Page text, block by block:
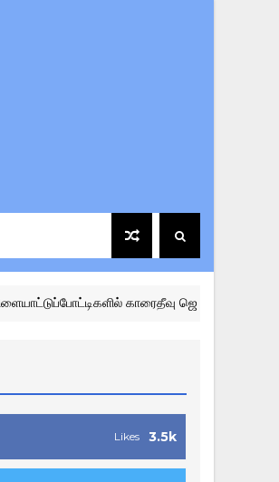
காரைதீவு ஜொலி கிங்ஸ்
3.5k
Likes